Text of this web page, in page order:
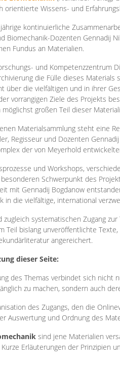
orientierte Wissens- und
kontinuierliche Zusammenarb
Biomechanik-Dozenten Gennadij
Fundus an Materialien.
und
die Fülle dieses
über die vielfältigen und in ihrer
vorrangigen Ziele des Projekts
großen Teil dieser
Materialsammlung steht eine
Regisseur und Dozenten
der von Meyerhold
und Workshops,
Schwerpunkt des
mit Gennadij Bogdanow
in die vielfältige, international
systematischen Zugang
Teil bislang unveröffentlichte
angereichert.
dieser Seite:
des Themas verbindet sich
zu machen, sondern auch
des Zugangs, den die
Auswertung und Ordnung des
sind jene Materialien
Erläuterungen der Prinzipien